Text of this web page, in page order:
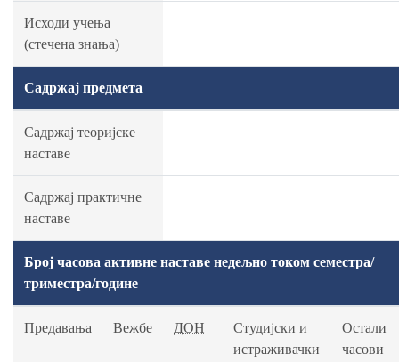
Исходи учења
(стечена знања)
Садржај предмета
Садржај теоријске
наставе
Садржај практичне
наставе
Број часова активне наставе недељно током семестра/
триместра/године
Предавања Вежбе ДОН
Студијски и
истраживачки
Остали
часови